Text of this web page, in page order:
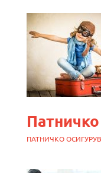
ПАТНИЧКО